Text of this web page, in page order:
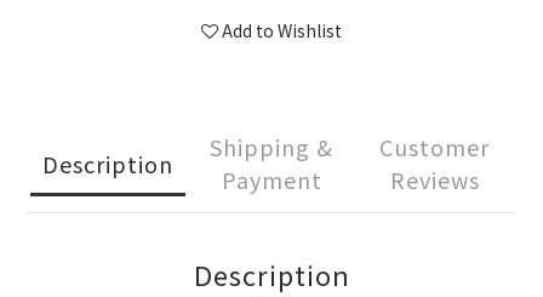
Add to Wishlist
Description
Shipping &
Payment
Customer
Reviews
Description